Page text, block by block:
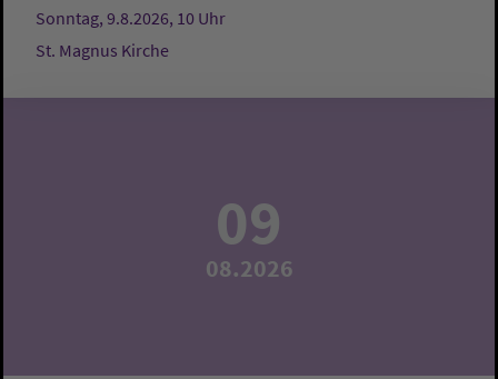
Sonntag, 9.8.2026, 10 Uhr
St. Magnus Kirche
09
08.2026